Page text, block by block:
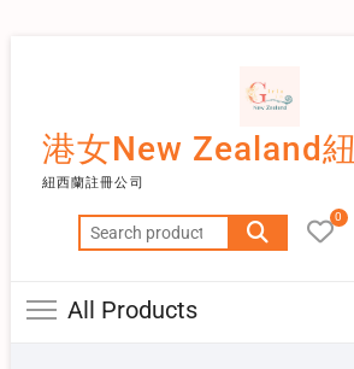
港女New Zealand
紐西蘭註冊公司
Search
for:
0
All Products